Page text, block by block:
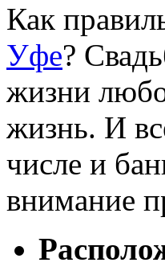
Как
Уфе?
жизни
жизнь. И
числе и
внимание